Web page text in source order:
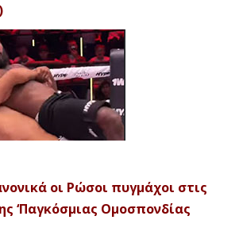
οι Ρώσοι πυγμάχοι στις
‘Παγκόσμιας Ομοσπονδίας